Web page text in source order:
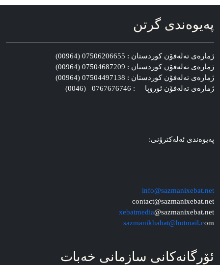
په‌یوه‌ندی گرتن
ژماره‌ی ته‌له‌فۆن کوردستان : 07506206655 (00964)
ژماره‌ی ته‌له‌فۆن کوردستان : 07504687209 (00964)
ژماره‌ی ته‌له‌فۆن کوردستان : 07504497138 (00964)
ژماره‌ی ته‌له‌فۆن ئوروپا : 0767676746 (0046)
په‌یوه‌ندی ئه‌له‌کترۆنی:
info@sazmanixebat.net
contact@sazmanixebat.net
xebatmedia@sazmanixebat.net
sazmanikhabat@hotmail.com
ئۆرگانه‌کانی سازمانی خه‌بات